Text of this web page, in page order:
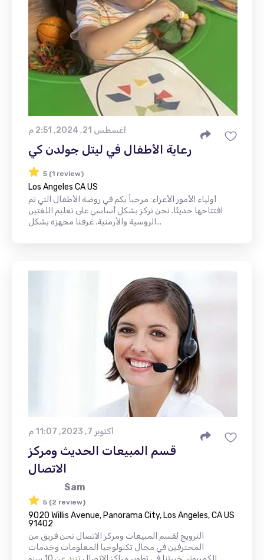
أغسطس 21, 2024, 2:51 م
رعاية الأطفال في ليتل جولدن كي
5 (1 review)
Los Angeles CA US
أولياء الأمور الأعزاء: مرحباً بكم في روضة الأطفال التي تم
افتتاحها حديثًا. نحن نركز بشكل أساسي على تعليم اللغتين
الروسية والأرمنية. غرفنا مجهزة بشكل...
أكتوبر 7, 2023, 11:07 م
قسم المبيعات الحديث ومركز
الاتصال
Sam
5 (2 review)
9020 Willis Avenue, Panorama City, Los Angeles, CA US
91402
الترويج لقسم المبيعات ومركز الاتصال نحن فريق من
المحترفين في مجال تكنولوجيا المعلومات وخدمات